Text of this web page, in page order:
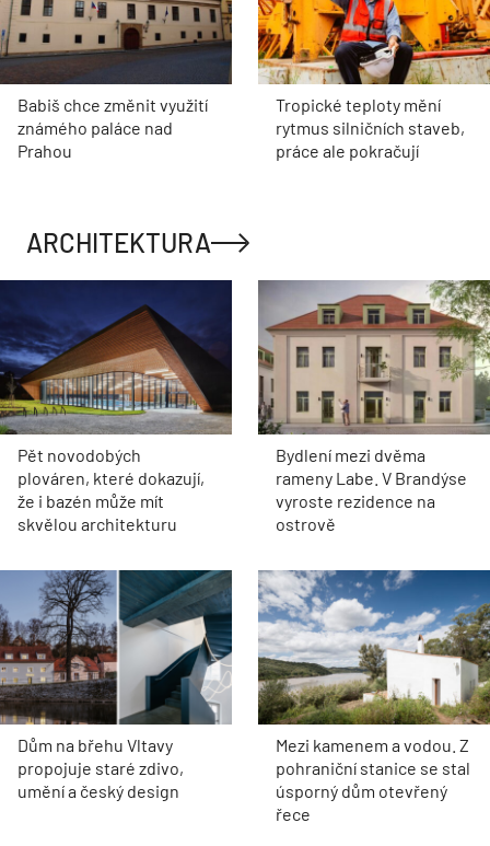
Babiš chce změnit využití
známého paláce nad
Prahou
Tropické teploty mění
rytmus silničních staveb,
práce ale pokračují
ARCHITEKTURA
Pět novodobých
plováren, které dokazují,
že i bazén může mít
skvělou architekturu
Bydlení mezi dvěma
rameny Labe. V Brandýse
vyroste rezidence na
ostrově
Dům na břehu Vltavy
propojuje staré zdivo,
umění a český design
Mezi kamenem a vodou. Z
pohraniční stanice se stal
úsporný dům otevřený
řece